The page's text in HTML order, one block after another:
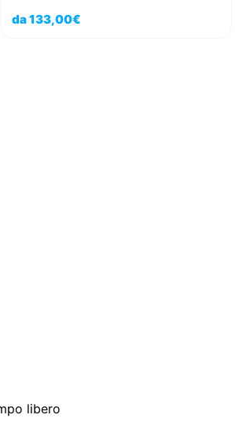
da133,00€
libero